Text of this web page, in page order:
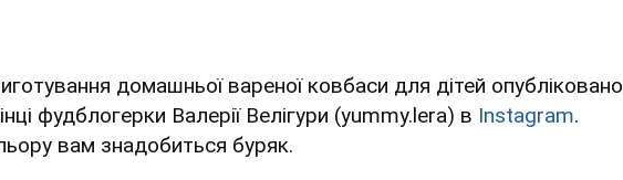
домашньої вареної ковбаси для дітей опубліковано
фудблогерки Валерії Велігури (yummy.lera) в Instagram.
вам знадобиться буряк.